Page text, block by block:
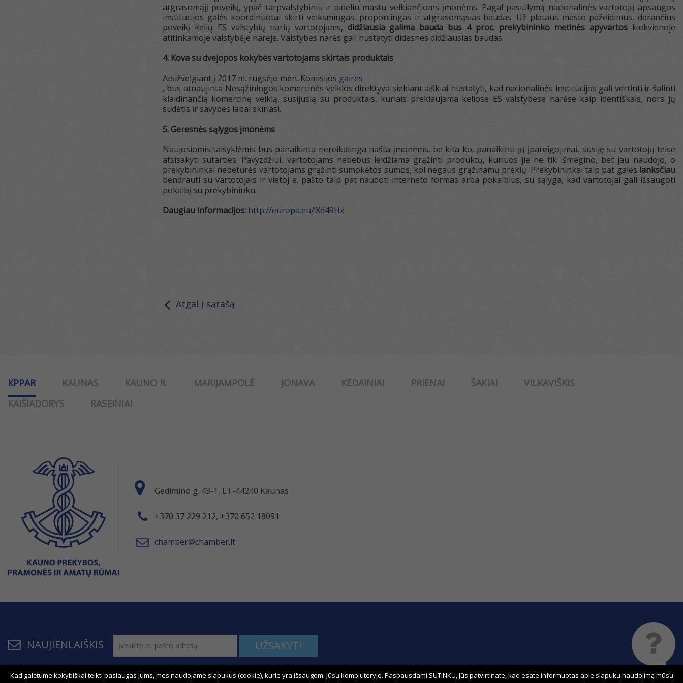
atgrasomąjį poveikį, ypač tarpvalstybiniu ir dideliu mastu veikiančioms įmonėms. Pagal pasiūlymą nacionalinės vartotojų apsaugos
institucijos galės koordinuotai skirti veiksmingas, proporcingas ir atgrasomąsias baudas. Už plataus masto pažeidimus, darančius
poveikį kelių ES valstybių narių vartotojams, didžiausia galima bauda bus 4 proc. prekybininko metinės apyvartos kiekvienoje
atitinkamoje valstybėje narėje. Valstybės narės gali nustatyti didesnes didžiausias baudas.
4. Kova su dvejopos kokybės vartotojams skirtais produktais
Atsižvelgiant į 2017 m. rugsėjo mėn. Komisijos gaires
, bus atnaujinta Nesąžiningos komercinės veiklos direktyva siekiant aiškiai nustatyti, kad nacionalinės institucijos gali vertinti ir šalinti
klaidinančią komercinę veiklą, susijusią su produktais, kuriais prekiaujama keliose ES valstybėse narėse kaip identiškais, nors jų
sudėtis ir savybės labai skiriasi.
5. Geresnės sąlygos įmonėms
Naujosiomis taisyklėmis bus panaikinta nereikalinga našta įmonėms, be kita ko, panaikinti jų įpareigojimai, susiję su vartotojų teise
atsisakyti sutarties. Pavyzdžiui, vartotojams nebebus leidžiama grąžinti produktų, kuriuos jie ne tik išmėgino, bet jau naudojo, o
prekybininkai nebeturės vartotojams grąžinti sumokėtos sumos, kol negaus grąžinamų prekių. Prekybininkai taip pat galės lanksčiau
bendrauti su vartotojais ir vietoj e. pašto taip pat naudoti interneto formas arba pokalbius, su sąlyga, kad vartotojai gali išsaugoti
pokalbį su prekybininku.
Daugiau informacijos: http://europa.eu/!Xd49Hx
Atgal į sąrašą
KPPAR KAUNAS KAUNO R. MARIJAMPOLĖ JONAVA KĖDAINIAI PRIENAI ŠAKIAI
VILKAVIŠKIS
KAIŠIADORYS
RASEINIAI
Gedimino g. 43-1, LT-44240 Kaunas
+370 37 229 212, +370 652 18091
chamber@chamber.lt
NAUJIENLAIŠKIS UŽSAKYTI
Kad galėtume kokybiškai teikti paslaugas Jums, mes naudojame slapukus (cookie), kurie yra išsaugomi Jūsų kompiuteryje. Paspausdami SUTINKU, Jūs patvirtinate, kad esate informuotas apie slapukų naudojimą mūsų